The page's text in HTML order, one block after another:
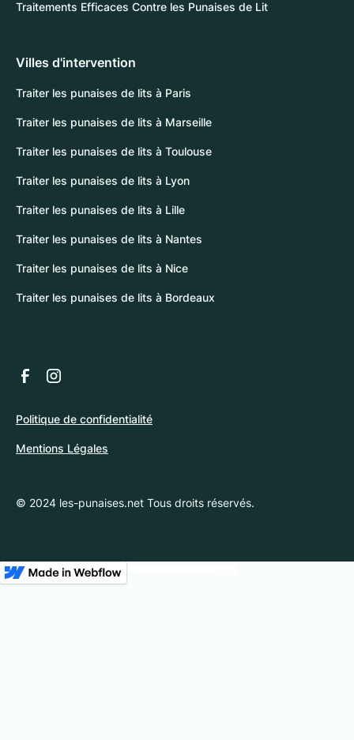
Traitements Efficaces Contre les Punaises de Lit
Villes d'intervention
Traiter les punaises de lits à Paris
Traiter les punaises de lits à Marseille
Traiter les punaises de lits à Toulouse
Traiter les punaises de lits à Lyon
Traiter les punaises de lits à Lille
Traiter les punaises de lits à Nantes
Traiter les punaises de lits à Nice
Traiter les punaises de lits à Bordeaux
© 2024 les-punaises.net Tous droits réservés.
Politique de confidentialité
Mentions Légales